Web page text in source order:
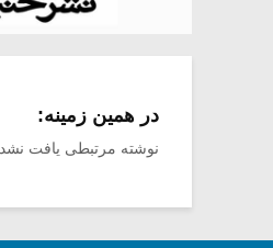
در همین زمینه:
نوشته مرتبطی یافت نشد